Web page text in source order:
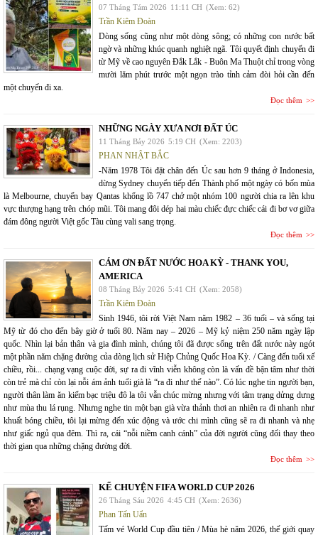
07 Tháng Tám 2026 11:11 CH (Xem: 62)
Trần Kiêm Đoàn
Dòng sống cũng như một dòng sông; có những con nước bất
ngờ và những khúc quanh nghiệt ngã. Tôi quyết định chuyến đi
từ Mỹ về cao nguyên Đắk Lắk - Buôn Ma Thuột chỉ trong vòng
mười lăm phút trước một ngọn trào tỉnh cảm đòi hỏi cần đến
một chuyến đi xa.
Đọc thêm
NHỮNG NGÀY XƯA NƠI ĐẤT ÚC
11 Tháng Bảy 2026 5:19 CH (Xem: 2203)
PHAN NHẬT BẮC
-Năm 1978 Tôi đặt chân đến Úc sau hơn 9 tháng ở Indonesia,
dừng Sydney chuyển tiếp đến Thành phố một ngày có bốn mùa
là Melbourne, chuyến bay Qantas khổng lồ 747 chở một nhóm 100 người chia ra lên khu
vực thượng hạng trên chóp mũi. Tôi mang đôi dép hai màu chiếc đực chiếc cái đi bơ vơ giữa
đám đông người Việt gốc Tàu cùng vali sang trọng.
Đọc thêm
CÁM ƠN ĐẤT NƯỚC HOA KỲ - THANK YOU,
AMERICA
08 Tháng Bảy 2026 5:41 CH (Xem: 2058)
Trần Kiêm Đoàn
Sinh 1946, tôi rời Việt Nam năm 1982 – 36 tuổi – và sống tại
Mỹ từ đó cho đến bây giờ ở tuổi 80. Năm nay – 2026 – Mỹ kỷ niệm 250 năm ngày lập
quốc. Nhìn lại bản thân và gia đình mình, chúng tôi đã được sống trên đất nước này ngót
một phần năm chặng đường của dòng lịch sử Hiệp Chủng Quốc Hoa Kỳ. / Càng đến tuổi xế
chiều, rồi... chạng vạng cuộc đời, sự ra đi vĩnh viễn không còn là vấn đề bận tâm như thời
còn trẻ mà chỉ còn lại nỗi ám ảnh tuổi già là “ra đi như thế nào”. Có lúc nghe tin người bạn,
người thân làm ăn kiếm bạc triệu đô la tôi vẫn chúc mừng nhưng với tâm trạng dửng dưng
như mùa thu lá rụng. Nhưng nghe tin một bạn già vừa thảnh thơi an nhiên ra đi nhanh như
khuất bóng chiều, tôi lại mừng đến xúc động và ước chi mình cũng sẽ ra đi nhanh và nhẹ
như giấc ngủ qua đêm. Thì ra, cái “nỗi niềm canh cánh” của đời người cũng đổi thay theo
thời gian qua những chặng đường đời.
Đọc thêm
KỂ CHUYỆN FIFA WORLD CUP 2026
26 Tháng Sáu 2026 4:45 CH (Xem: 2636)
Phan Tấn Uẩn
Tấm vé World Cup đầu tiên / Mùa hè năm 2026, thế giới quay